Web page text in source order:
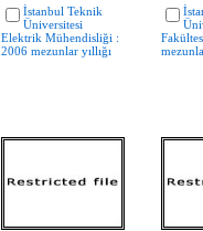
İstanbul Teknik
Üniversitesi
Elektrik Mühendisliği :
2006 mezunlar yıllığı